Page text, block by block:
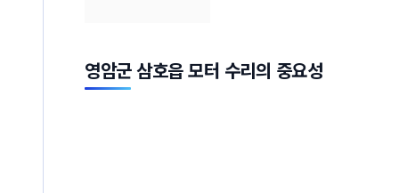
영암군 삼호읍 모터 수리의 중요성